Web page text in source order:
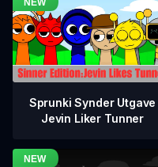
Sprunki Synder Utgave
Jevin Liker Tunner